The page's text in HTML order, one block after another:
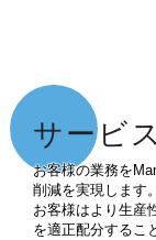
サービス
お客様の業務を
削減を実現します。
お客様はより生産
を適正配分するこ